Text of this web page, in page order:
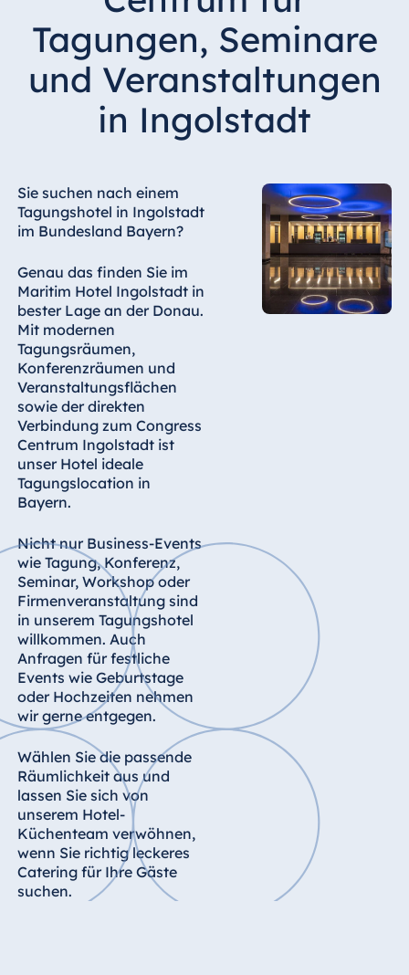
Hotel Bonn
Hotel Bremen
Hotel Darmstadt
Hotel Dresden
Hotel Düsseldorf
Schlossgarten
Fulda
Hannover
Hotel Ingolstadt
Hotel Bellevue
Kiel
Hotel Köln
Hotel
Königswinter
Hotel Magdeburg
Hotel München
Hotel Stuttgart
Timmendorfer
Strand
TitiseeHotel
Titisee-Neustadt
Strandhotel
Travemünde
Hotel Ulm
Star-Apart Hansa
Hotel Wiesbaden
Hotel Würzburg
Ägypten
Jolie Ville Resort
& Casino Sharm
Tagungen, Seminare
und Veranstaltungen
in Ingolstadt
Sie suchen nach einem
Tagungshotel in Ingolstadt
im Bundesland Bayern?
Genau das finden Sie im
Maritim Hotel Ingolstadt in
bester Lage an der Donau.
Mit modernen
Tagungsräumen,
Konferenzräumen und
Veranstaltungsflächen
sowie der direkten
Verbindung zum Congress
Centrum Ingolstadt ist
unser Hotel ideale
Tagungslocation in
Bayern.
Nicht nur Business-Events
wie Tagung, Konferenz,
Seminar, Workshop oder
Firmenveranstaltung sind
in unserem Tagungshotel
willkommen. Auch
Anfragen für festliche
Events wie Geburtstage
oder Hochzeiten nehmen
wir gerne entgegen.
Wählen Sie die passende
Räumlichkeit aus und
lassen Sie sich von
unserem Hotel-
Küchenteam verwöhnen,
wenn Sie richtig leckeres
Catering für Ihre Gäste
suchen.